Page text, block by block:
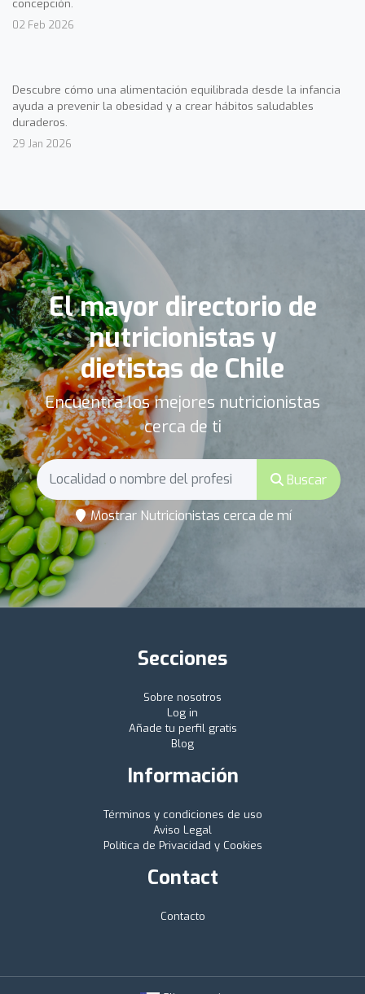
concepción.
02 Feb 2026
Descubre cómo una alimentación equilibrada desde la infancia
ayuda a prevenir la obesidad y a crear hábitos saludables
duraderos.
29 Jan 2026
El mayor directorio de
nutricionistas y
dietistas de Chile
Encuentra los mejores nutricionistas
cerca de ti
Buscar
Mostrar Nutricionistas cerca de mí
Secciones
Sobre nosotros
Log in
Añade tu perfil gratis
Blog
Información
Términos y condiciones de uso
Aviso Legal
Política de Privacidad y Cookies
Contact
Contacto